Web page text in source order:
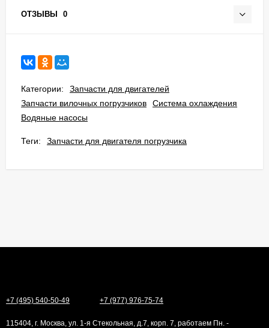
ОТЗЫВЫ 0
Категории:
Запчасти для двигателей
Запчасти вилочных погрузчиков
Система охлаждения
Водяные насосы
Теги: Запчасти для двигателя погрузчика
+7 (495) 540-50-49 +7 (977) 976-75-74
115404, г. Москва, ул. 1-я Стекольная, д.7, корп. 7, работаем Пн. -